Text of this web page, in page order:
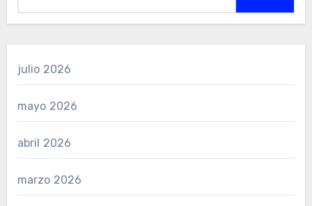
julio 2026
mayo 2026
abril 2026
marzo 2026